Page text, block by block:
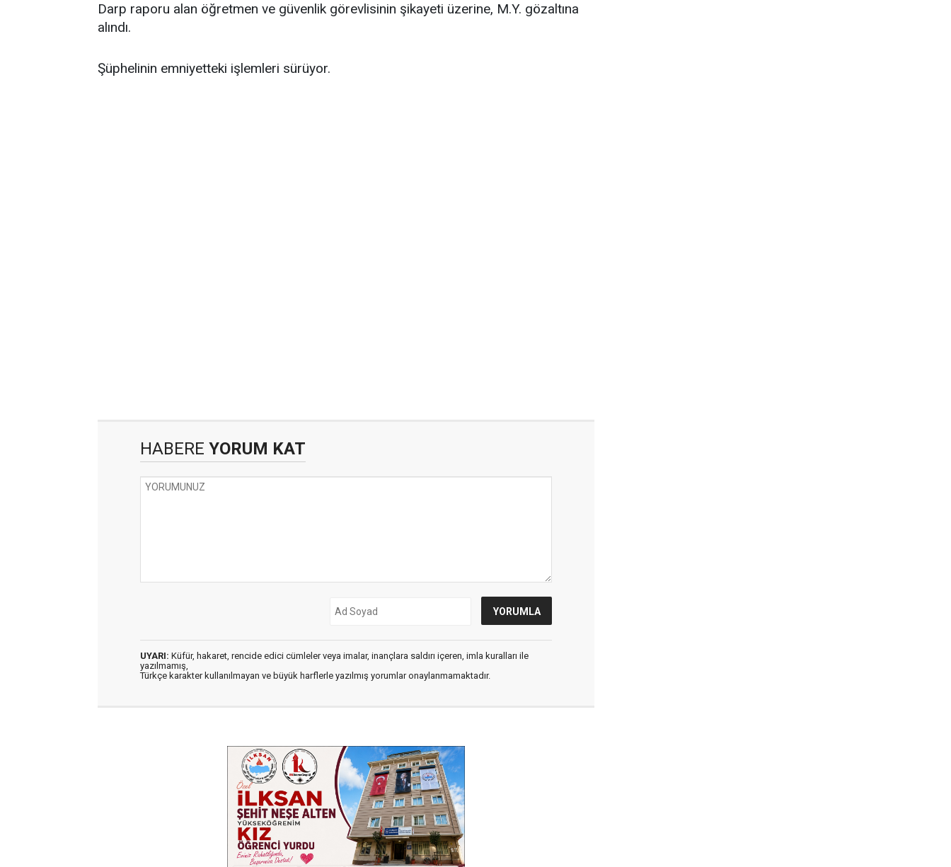
Darp raporu alan öğretmen ve güvenlik görevlisinin şikayeti üzerine, M.Y. gözaltına
alındı.
Şüphelinin emniyetteki işlemleri sürüyor.
HABERE YORUM KAT
UYARI: Küfür, hakaret, rencide edici cümleler veya imalar, inançlara saldırı içeren, imla kuralları ile
yazılmamış,
Türkçe karakter kullanılmayan ve büyük harflerle yazılmış yorumlar onaylanmamaktadır.